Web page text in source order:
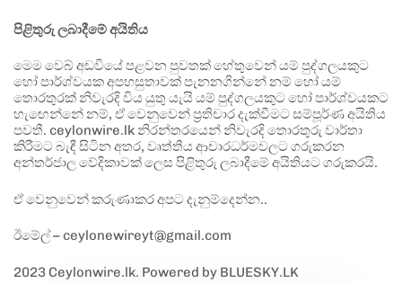
පිළිතුරු ලබාදීමේ අයිතිය
මෙම වෙබ් අඩවියේ පළවන පුවතක් හේතුවෙන් යම් පුද්ගලයකුට
හෝ පාර්ශ්වයක අපහසුතාවක් පැනනගින්නේ නම් හෝ යම්
තොරතුරක් නිවැරදි විය යුතු යැයි යම් පුද්ගලයකුට හෝ පාර්ශ්වයකට
හැඟෙන්නේ නම්, ඒ වෙනුවෙන් ප්‍රතිචාර දැක්වීමට සම්පූර්ණ අයිතිය
පවතී. ceylonwire.lk නිරන්තරයෙන් නිවැරදි තොරතුරු වාර්තා
කිරීමට බැඳී සිටින අතර, වෘත්තීය ආචාරධර්මවලට ගරුකරන
අන්තර්ජාල වේදිකාවක් ලෙස පිළිතුරු ලබාදීමේ අයිතියට ගරුකරයි.
ඒ වෙනුවෙන් කරුණාකර අපට දැනුම්දෙන්න..
ඊමේල් – ceylonewireyt@gmail.com
2023 Ceylonwire.lk. Powered by BLUESKY.LK